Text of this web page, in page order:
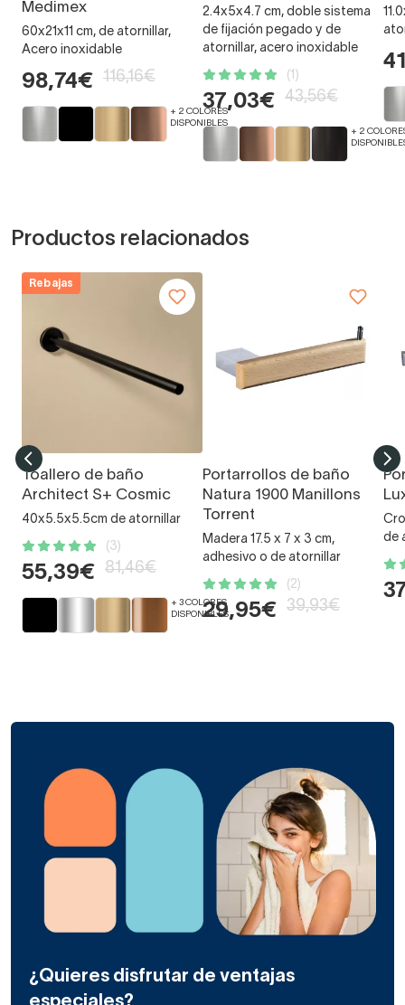
Medimex
60x21x11 cm, de atornillar,
Acero inoxidable
98,74€ 116,16€
+ 2 COLORES
DISPONIBLES
2.4x5x4.7 cm, doble sistema
de fijación pegado y de
atornillar, acero inoxidable
(1)
37,03€ 43,56€
+ 2
Productos relacionados
Rebajas
Toallero de baño
Architect S+ Cosmic
40x5.5x5.5cm de atornillar
(3)
55,39€ 81,46€
+ 3 COLORES
DISPONIBLES
Portarrollos de baño
Natura 1900 Manillons
Torrent
Madera 17.5 x 7 x 3 cm,
adhesivo o de atornillar
(2)
29,95€ 39,93€
de
¿Quieres disfrutar de ventajas